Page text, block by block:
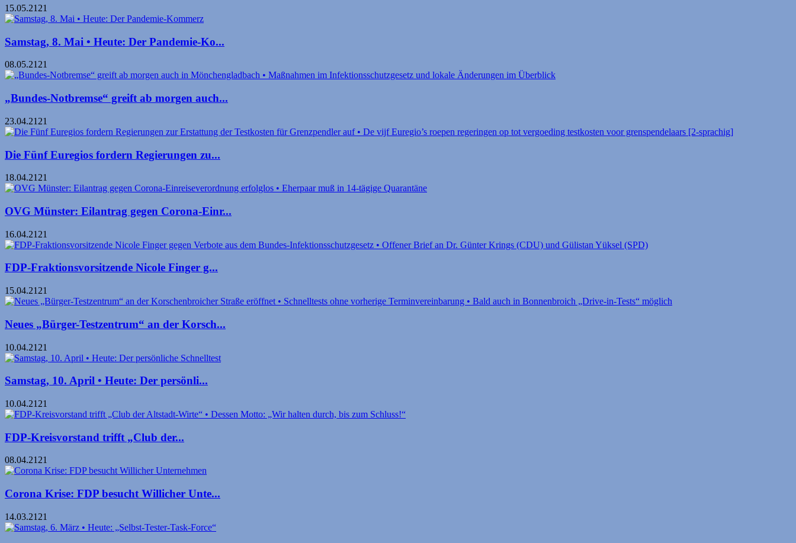
15.05.2121
Samstag, 8. Mai • Heute: Der Pandemie-Ko...
08.05.2121
„Bundes-Notbremse“ greift ab morgen auch...
23.04.2121
Die Fünf Euregios fordern Regierungen zu...
18.04.2121
OVG Münster: Eilantrag gegen Corona-Einr...
16.04.2121
FDP-Fraktionsvorsitzende Nicole Finger g...
15.04.2121
Neues „Bürger-Testzentrum“ an der Korsch...
10.04.2121
Samstag, 10. April • Heute: Der persönli...
10.04.2121
FDP-Kreisvorstand trifft „Club der...
08.04.2121
Corona Krise: FDP besucht Willicher Unte...
14.03.2121